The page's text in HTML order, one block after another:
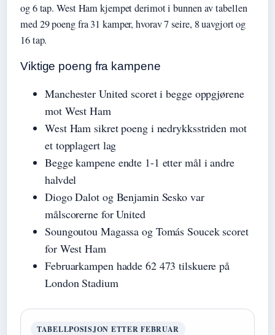
og 6 tap. West Ham kjempet derimot i bunnen av tabellen
med 29 poeng fra 31 kamper, hvorav 7 seire, 8 uavgjort og
16 tap.
Viktige poeng fra kampene
Manchester United scoret i begge oppgjørene
mot West Ham
West Ham sikret poeng i nedrykksstriden mot
et topplagert lag
Begge kampene endte 1-1 etter mål i andre
halvdel
Diogo Dalot og Benjamin Sesko var
målscorerne for United
Soungoutou Magassa og Tomás Soucek scoret
for West Ham
Februarkampen hadde 62 473 tilskuere på
London Stadium
TABELLPOSISJON ETTER FEBRUAR